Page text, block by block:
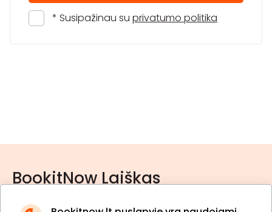
* Susipažinau su privatumo politika
BookitNow Laiškas